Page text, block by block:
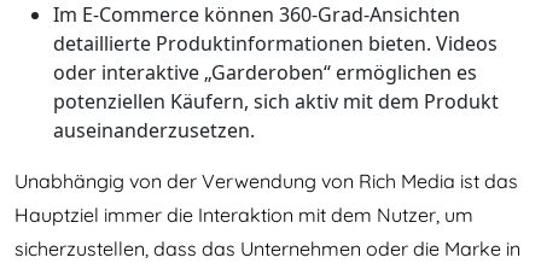
Im E-Commerce können 360-Grad-Ansichten
detaillierte Produktinformationen bieten. Videos
oder interaktive „Garderoben“ ermöglichen es
potenziellen Käufern, sich aktiv mit dem Produkt
auseinanderzusetzen.
Unabhängig von der Verwendung von Rich Media ist das
Hauptziel immer die Interaktion mit dem Nutzer, um
sicherzustellen, dass das Unternehmen oder die Marke in